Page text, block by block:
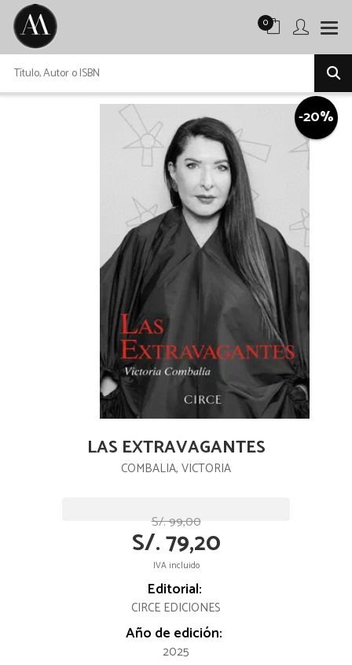
0
-20%
LAS EXTRAVAGANTES
COMBALIA, VICTORIA
S/. 99,00
S/. 79,20
IVA incluido
Editorial:
CIRCE EDICIONES
Año de edición:
2025